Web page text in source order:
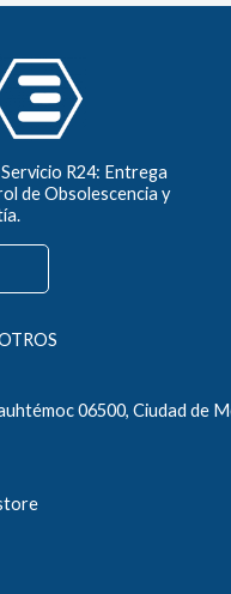
R24: Entrega
de Obsolescencia y
06500, Ciudad de